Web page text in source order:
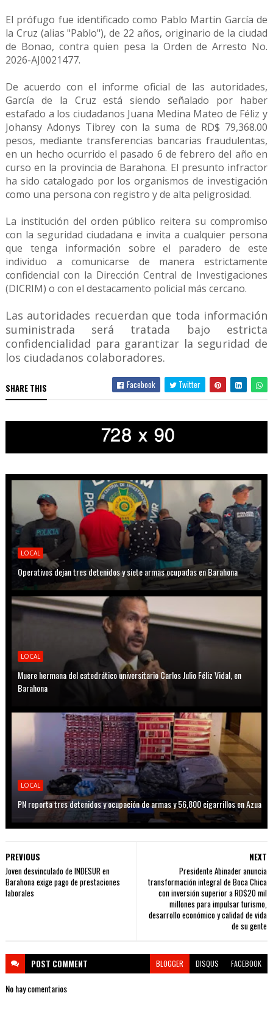
El prófugo fue identificado como Pablo Martin García de
la Cruz (alias "Pablo"), de 22 años, originario de la ciudad
de Bonao, contra quien pesa la Orden de Arresto No.
2026-AJ0021477.
De acuerdo con el informe oficial de las autoridades,
García de la Cruz está siendo señalado por haber
estafado a los ciudadanos Juana Medina Mateo de Féliz y
Johansy Adonys Tibrey con la suma de RD$ 79,368.00
pesos, mediante transferencias bancarias fraudulentas,
en un hecho ocurrido el pasado 6 de febrero del año en
curso en la provincia de Barahona. El presunto infractor
ha sido catalogado por los organismos de investigación
como una persona con registro y de alta peligrosidad.
La institución del orden público reitera su compromiso
con la seguridad ciudadana e invita a cualquier persona
que tenga información sobre el paradero de este
individuo a comunicarse de manera estrictamente
confidencial con la Dirección Central de Investigaciones
(DICRIM) o con el destacamento policial más cercano.
Las autoridades recuerdan que toda información
suministrada será tratada bajo estricta
confidencialidad para garantizar la seguridad de
los ciudadanos colaboradores.
SHARE THIS Facebook Twitter
LOCAL
Operativos dejan tres detenidos y siete armas ocupadas en Barahona
LOCAL
Muere hermana del catedrático universitario Carlos Julio Féliz Vidal, en
Barahona
LOCAL
PN reporta tres detenidos y ocupación de armas y 56,800 cigarrillos en Azua
NEXT
Presidente Abinader anuncia
transformación integral de Boca Chica
con inversión superior a RD$20 mil
millones para impulsar turismo,
desarrollo económico y calidad de vida
de su gente
PREVIOUS
Joven desvinculado de INDESUR en
Barahona exige pago de prestaciones
laborales
POST COMMENT BLOGGER DISQUS FACEBOOK
No hay comentarios